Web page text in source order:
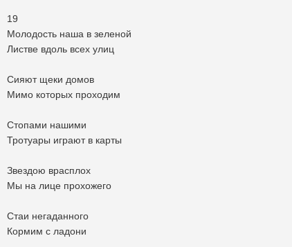
19
Молодость наша в зеленой
Листве вдоль всех улиц
Сияют щеки домов
Мимо которых проходим
Стопами нашими
Тротуары играют в карты
Звездою врасплох
Мы на лице прохожего
Стаи негаданного
Кормим с ладони